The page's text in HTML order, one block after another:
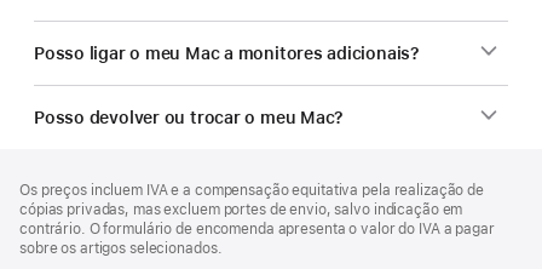
Posso ligar o meu Mac a monitores adicionais?
Posso devolver ou trocar o meu Mac?
de
rodapé
Os preços incluem IVA e a compensação equitativa pela realização de
cópias privadas, mas excluem portes de envio, salvo indicação em
contrário. O formulário de encomenda apresenta o valor do IVA a pagar
sobre os artigos selecionados.